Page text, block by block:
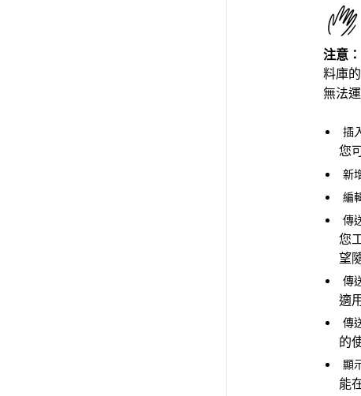
注意：
料庫
無法
插
您
新
編
傳
您
望
傳
適
傳
的
顯
能